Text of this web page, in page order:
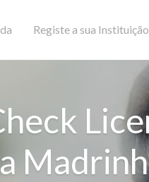
Registe a sua Instituição